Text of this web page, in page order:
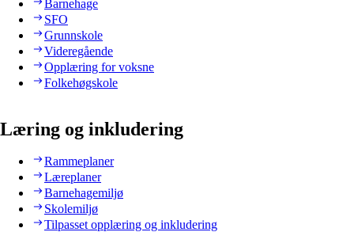
Barnehage
SFO
Grunnskole
Videregående
Opplæring for voksne
Folkehøgskole
Læring og inkludering
Rammeplaner
Læreplaner
Barnehagemiljø
Skolemiljø
Tilpasset opplæring og inkludering